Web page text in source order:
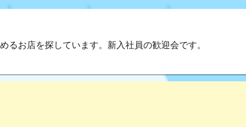
るお店を探しています。新入社員の歓迎会です。